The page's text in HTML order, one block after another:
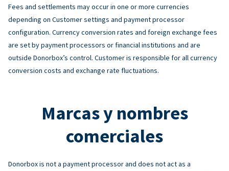
Fees and settlements may occur in one or more currencies
depending on Customer settings and payment processor
configuration. Currency conversion rates and foreign exchange fees
are set by payment processors or financial institutions and are
outside Donorbox’s control. Customer is responsible for all currency
conversion costs and exchange rate fluctuations.
Marcas y nombres
comerciales
Donorbox is not a payment processor and does not act as a